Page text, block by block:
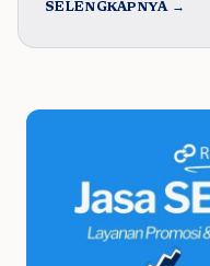
SELENGKAPNYA →